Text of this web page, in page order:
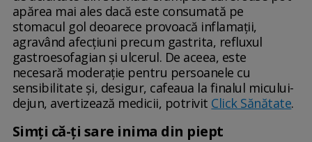
apărea mai ales dacă este consumată pe
stomacul gol deoarece provoacă inflamații,
agravând afecțiuni precum gastrita, refluxul
gastroesofagian și ulcerul. De aceea, este
necesară moderație pentru persoanele cu
sensibilitate și, desigur, cafeaua la finalul micului-
dejun, avertizează medicii, potrivit Click Sănătate.
Simţi că-ţi sare inima din piept